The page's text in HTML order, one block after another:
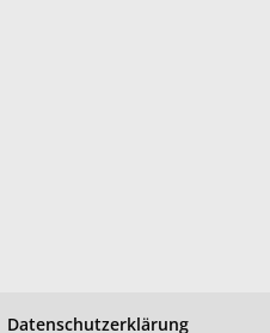
Datenschutzerklärung